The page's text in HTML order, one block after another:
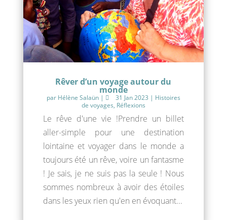
Rêver d’un voyage autour du
monde
par Hélène Salaün| 31 Jan 2023 | Histoires
de voyages, Réflexions
Le rêve d'une vie !Prendre un billet
aller-simple pour une destination
lointaine et voyager dans le monde a
toujours été un rêve, voire un fantasme
! Je sais, je ne suis pas la seule ! Nous
sommes nombreux à avoir des étoiles
dans les yeux rien qu'en en évoquant...